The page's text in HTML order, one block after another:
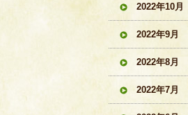
2022年10月
2022年9月
2022年8月
2022年7月